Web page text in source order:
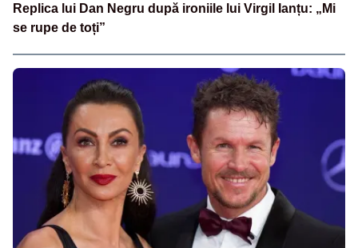
Replica lui Dan Negru după ironiile lui Virgil Ianțu: „Mi
se rupe de toți”